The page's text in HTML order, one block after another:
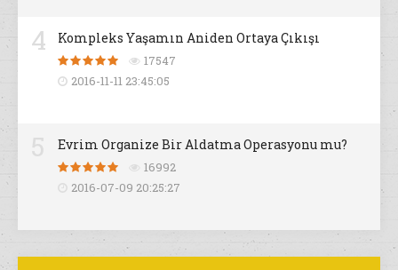
4 Kompleks Yaşamın Aniden Ortaya Çıkışı
17547
2016-11-11 23:45:05
Evrim Organize Bir Aldatma Operasyonu mu?
16992
2016-07-09 20:25:27